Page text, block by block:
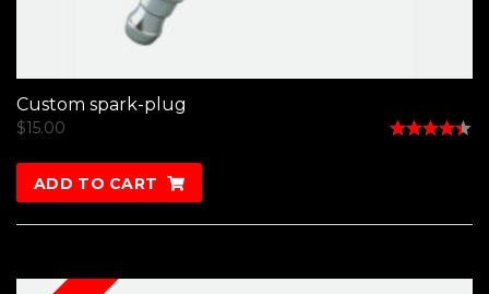
Custom spark-plug
$15.00
ADD TO CART